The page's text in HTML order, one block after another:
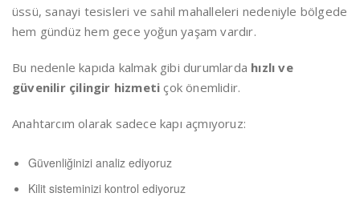
üssü, sanayi tesisleri ve sahil mahalleleri nedeniyle bölgede
hem gündüz hem gece yoğun yaşam vardır.
Bu nedenle kapıda kalmak gibi durumlarda hızlı ve
güvenilir çilingir hizmeti çok önemlidir.
Anahtarcım olarak sadece kapı açmıyoruz:
Güvenliğinizi analiz ediyoruz
Kilit sisteminizi kontrol ediyoruz